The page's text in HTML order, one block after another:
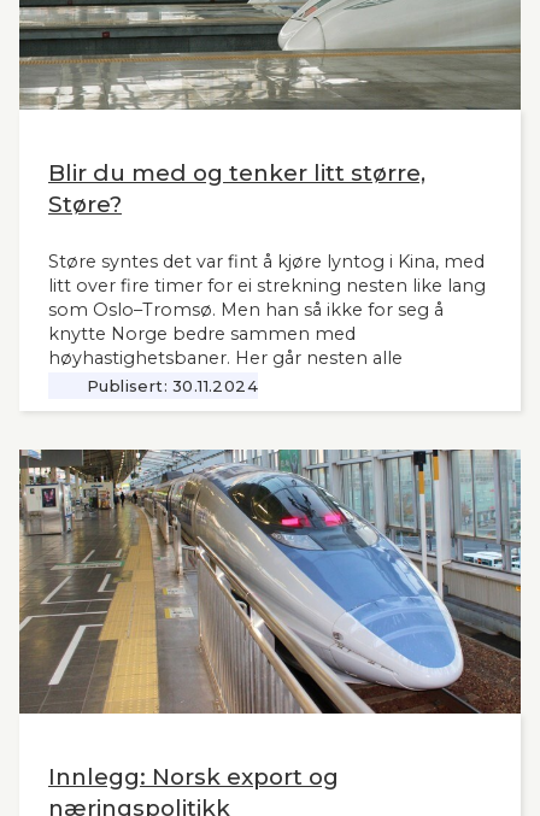
Blir du med og tenker litt større,
Støre?
Støre syntes det var fint å kjøre lyntog i Kina, med
litt over fire timer for ei strekning nesten like lang
som Oslo–Tromsø. Men han så ikke for seg å
knytte Norge bedre sammen med
høyhastighetsbaner. Her går nesten alle
jernbanemidlene til det sentrale Østlandet.
Markedet, mulighetene og behovene for raske,
vanskelig for å se. Slik innleder lederne og
sekretær i Lyntogforum Vestlandsbanen
kronikken sin i Stavanger Aftenblad 26.11.2024.
Publisert: 30.11.2024
Innlegg: Norsk export og
næringspolitikk